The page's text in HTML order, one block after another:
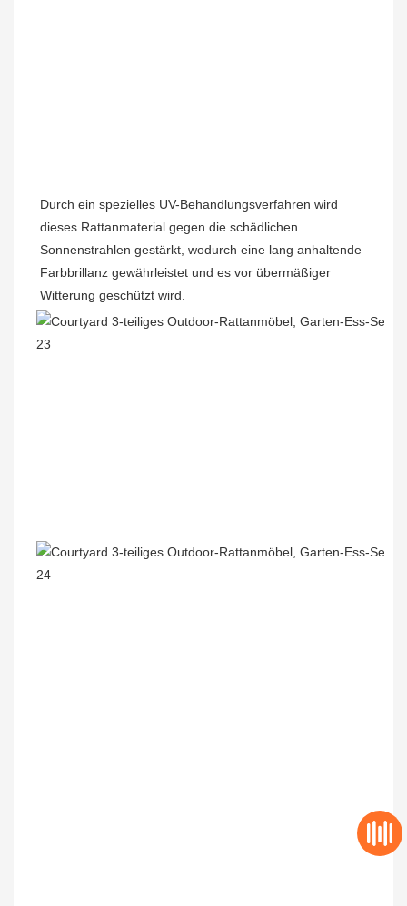
Durch ein spezielles UV-Behandlungsverfahren wird
dieses Rattanmaterial gegen die schädlichen
Sonnenstrahlen gestärkt, wodurch eine lang anhaltende
Farbbrillanz gewährleistet und es vor übermäßiger